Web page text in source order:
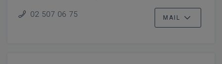
02 507 06 75 MAIL